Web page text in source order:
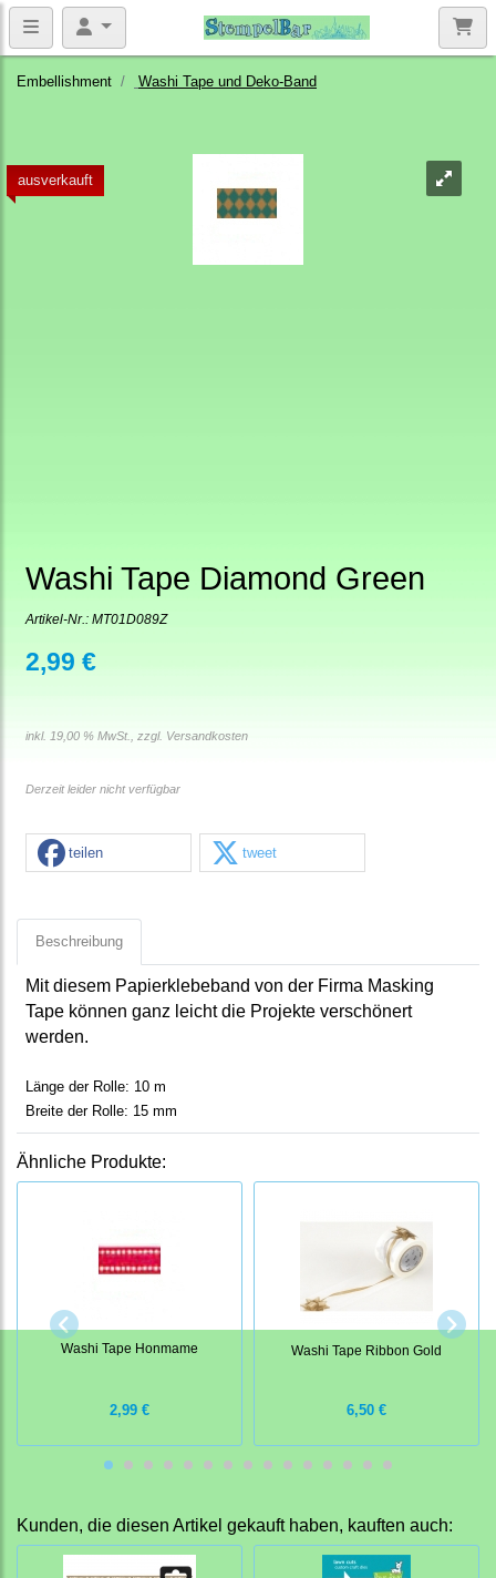
Embellishment Washi Tape und Deko-Band
ausverkauft
Washi Tape Diamond Green
Artikel-Nr.: MT01D089Z
2,99 €
inkl. 19,00 % MwSt., zzgl. Versandkosten
Derzeit leider nicht verfügbar
teilen tweet
Beschreibung
Mit diesem Papierklebeband von der Firma Masking
Tape können ganz leicht die Projekte verschönert
werden.
Länge der Rolle: 10 m
Breite der Rolle: 15 mm
Ähnliche Produkte:
Washi Tape Honmame
2,99 €
Washi Tape Ribbon Gold
6,50 €
Kunden, die diesen Artikel gekauft haben, kauften auch: